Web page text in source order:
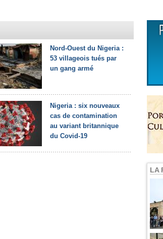
Nord-Ouest du Nigeria :
53 villageois tués par
un gang armé
Nigeria : six nouveaux
cas de contamination
au variant britannique
du Covid-19
LA